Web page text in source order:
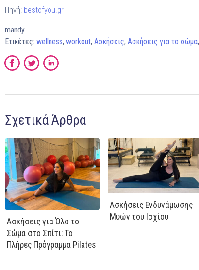
Πηγή: bestofyou.gr
mandy
Ετικέτες: wellness, workout, Ασκήσεις, Ασκήσεις για το σώμα,
Σχετικά Άρθρα
Ασκήσεις για Όλο το
Σώμα στο Σπίτι: Το
Πλήρες Πρόγραμμα Pilates
Ασκήσεις Ενδυνάμωσης
Μυών του Ισχίου